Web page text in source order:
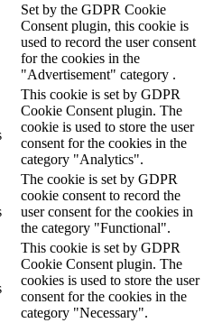
Set by the GDPR Cookie
Consent plugin, this cookie is
used to record the user consent
for the cookies in the
"Advertisement" category .
This cookie is set by GDPR
Cookie Consent plugin. The
cookie is used to store the user
consent for the cookies in the
category "Analytics".
The cookie is set by GDPR
cookie consent to record the
user consent for the cookies in
the category "Functional".
This cookie is set by GDPR
Cookie Consent plugin. The
cookies is used to store the user
consent for the cookies in the
category "Necessary".